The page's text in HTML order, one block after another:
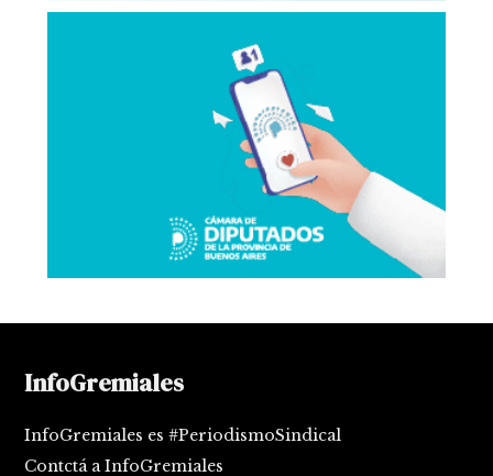
InfoGremiales
InfoGremiales es #PeriodismoSindical
Contctá a InfoGremiales